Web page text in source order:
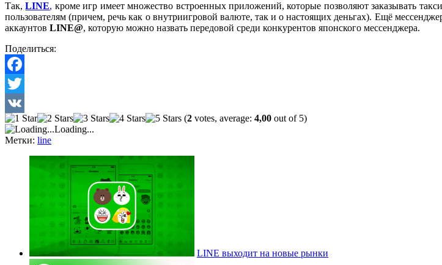
Так,LINE, кроме игр имеет множество встроенных приложений, которые позволяют заказывать
пользователям (причем, речь как о внутриигровой валюте, так и о настоящих деньгах). Ещё
аккаунтов LINE@, которую можно назвать передовой среди конкурентов японского мессенджера.
Поделиться:
Facebook
Twitter
VK
(2 votes, average: 4,00 out of 5)
Loading...
Метки: line
LINE выходит на новые рынки